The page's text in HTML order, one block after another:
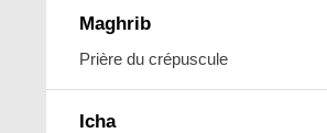
Maghrib
Prière du crépuscule
Icha